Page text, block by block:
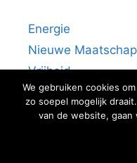
Energie
Nieuwe
Vrijheid
We gebruiken cookies
zo soepel mogelijk
van de website,